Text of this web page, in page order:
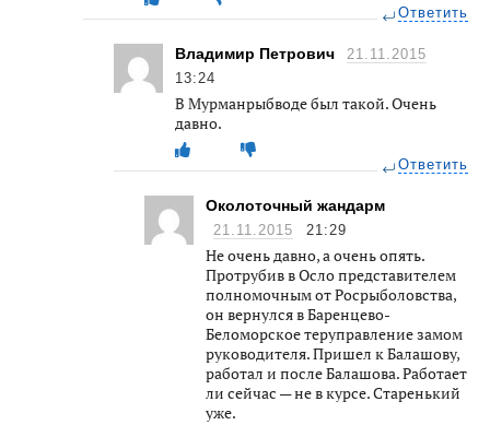
Ответить
Владимир Петрович
21.11.2015
13:24
В Мурманрыбводе был такой. Очень
давно.
Ответить
Околоточный жандарм
21.11.2015 21:29
Не очень давно, а очень опять.
Протрубив в Осло представителем
полномочным от Росрыболовства,
он вернулся в Баренцево-
Беломорское теруправление замом
руководителя. Пришел к Балашову,
работал и после Балашова. Работает
ли сейчас — не в курсе. Старенький
уже.